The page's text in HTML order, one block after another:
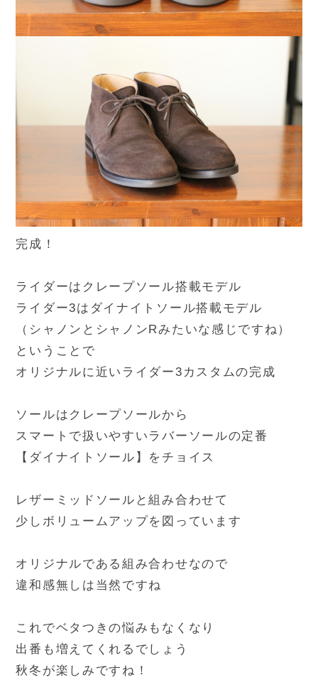
完成！
ライダーはクレープソール搭載モデル
ライダー3はダイナイトソール搭載モデル
（シャノンとシャノンRみたいな感じですね）
ということで
オリジナルに近いライダー3カスタムの完成
ソールはクレープソールから
スマートで扱いやすいラバーソールの定番
【ダイナイトソール】をチョイス
レザーミッドソールと組み合わせて
少しボリュームアップを図っています
オリジナルである組み合わせなので
違和感無しは当然ですね
これでベタつきの悩みもなくなり
出番も増えてくれるでしょう
秋冬が楽しみですね！